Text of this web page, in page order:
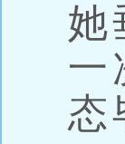
她
一
态